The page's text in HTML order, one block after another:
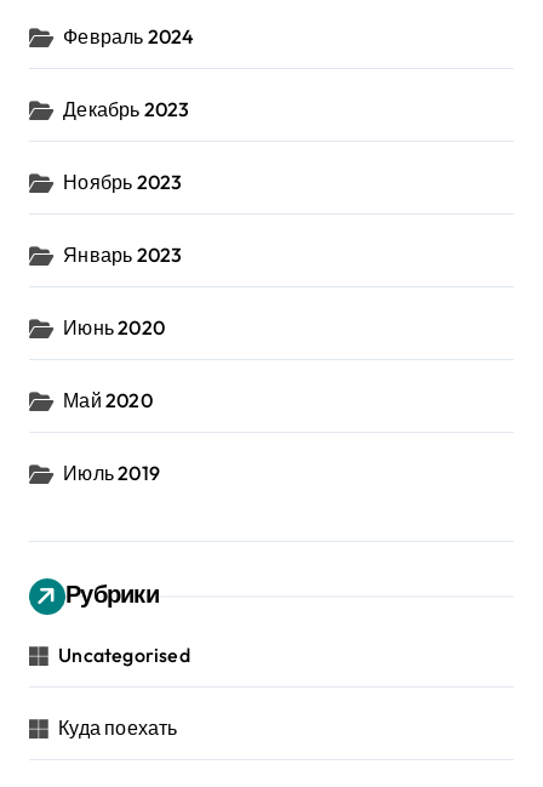
Февраль 2024
Декабрь 2023
Ноябрь 2023
Январь 2023
Июнь 2020
Май 2020
Июль 2019
Рубрики
Uncategorised
Куда поехать